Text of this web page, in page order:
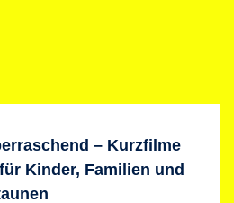
– Kurzfilme
Kinder, Familien und